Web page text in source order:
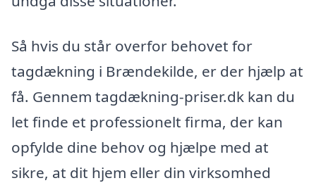
Så hvis du står overfor behovet for
tagdækning i Brændekilde, er der hjælp at
få. Gennem tagdækning-priser.dk kan du
let finde et professionelt firma, der kan
opfylde dine behov og hjælpe med at
sikre, at dit hjem eller din virksomhed